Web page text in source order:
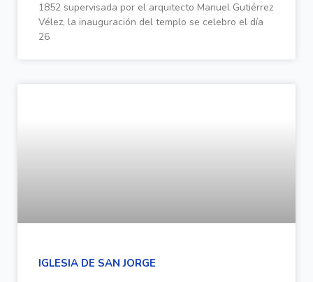
1852 supervisada por el arquitecto Manuel Gutiérrez
Vélez, la inauguración del templo se celebro el día
26
IGLESIA DE SAN JORGE